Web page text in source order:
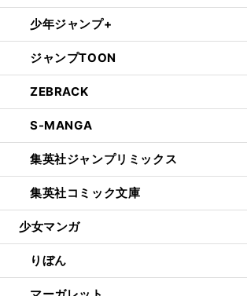
少年ジャンプ+
ジャンプTOON
ZEBRACK
S-MANGA
集英社ジャンプリミックス
集英社コミック文庫
少女マンガ
りぼん